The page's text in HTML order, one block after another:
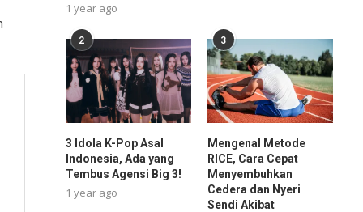
1 year ago
2
3 Idola K-Pop Asal
Indonesia, Ada yang
Tembus Agensi Big 3!
1 year ago
3
Mengenal Metode
RICE, Cara Cepat
Menyembuhkan
Cedera dan Nyeri
Sendi Akibat